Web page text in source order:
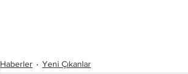
Haberler Yeni Çıkanlar